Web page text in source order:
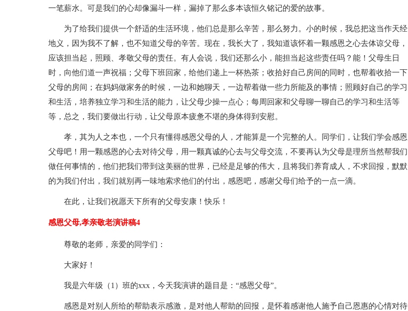
一笔薪水。可是我们的心却像漏斗一样，漏掉了那么多本该恒久铭记的爱的故事。
为了给我们提供一个舒适的生活环境，他们总是那么辛苦，那么努力。小的时候，我总把这当作天经
地义，因为我不了解，也不知道父母的辛苦。现在，我长大了，我知道该怀着一颗感恩之心去体谅父母，
应该担当起，照顾、孝敬父母的责任。有人会说，我们还那么小，能担当起这些责任吗？能！父母生日
时，向他们道一声祝福；父母下班回家，给他们递上一杯热茶；收拾好自己房间的同时，也帮着收拾一下
父母的房间；在妈妈做家务的时候，一边和她聊天，一边帮着做一些力所能及的事情；照顾好自己的学习
和生活，培养独立学习和生活的能力，让父母少操一点心；每周回家和父母聊一聊自己的学习和生活等
等，总之，我们要做出行动，让父母原本疲惫不堪的身体得到安慰。
孝，其为人之本也，一个只有懂得感恩父母的人，才能算是一个完整的人。同学们，让我们学会感恩
父母吧！用一颗感恩的心去对待父母，用一颗真诚的心去与父母交流，不要再认为父母是理所当然帮我们
做任何事情的，他们把我们带到这美丽的世界，已经是足够的伟大，且将我们养育成人，不求回报，默默
的为我们付出，我们就别再一味地索求他们的付出，感恩吧，感谢父母们给予的一点一滴。
在此，让我们祝愿天下所有的父母安康！快乐！
感恩父母,孝亲敬老演讲稿4
尊敬的老师，亲爱的同学们：
大家好！
我是六年级（1）班的xxx，今天我演讲的题目是：“感恩父母”。
感恩是对别人所给的帮助表示感激，是对他人帮助的回报，是怀着感谢他人施予自己恩惠的心情对待